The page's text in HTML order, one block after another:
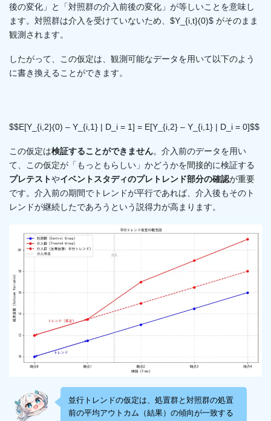
後の変化」と「対照群の介入前後の変化」が等しいことを意味し
ます。対照群は介入を受けていないため、$Y_{i,t}(0)$ がそのまま
観測されます。
したがって、この仮定は、観測可能なデータを用いて以下のよう
に書き換えることができます。
$$E[Y_{i,2}(0) – Y_{i,1} | D_i = 1] = E[Y_{i,2} – Y_{i,1} | D_i = 0]$$
この仮定は検証することができません。介入前のデータを用い
て、この仮定が「もっともらしい」かどうかを間接的に検証する
プレテストやイベントスタディのプレトレンド部分の確認が重要
です。介入前の期間でトレンドが平行であれば、介入後もそのト
レンドが継続したであろうという説得力が高まります。
並行トレンドの仮定は、処置群と対照群の処置
前の平均アウトカム（結果）の傾向が一致する